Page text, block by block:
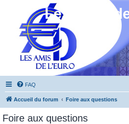
Les Amis
FAQ
Accueil du forum Foire aux questions
Foire aux questions